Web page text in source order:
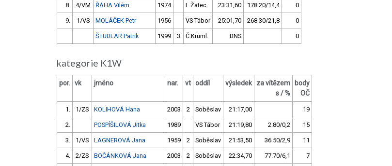
8. 4/VM ŘÁHA Vilém 1974 L.Žatec 23:31,60 178.20/14,4 0
9. 1/VS MOLÁČEK Petr 1956 VS Tábor 25:01,70 268.30/21,8 0
ŠTUDLAR Patrik 1999 3 Č.Kruml. DNS 0
kategorie K1W
por. vk jméno nar. vt oddíl výsledek
za vítězem
s / %
body
OČ
1. 1/ZS KOLIHOVÁ Hana 2003 2 Soběslav 21:17,00 19
2. POSPÍŠILOVÁ Jitka 1989 VS Tábor 21:19,80 2.80/0,2 15
3. 1/VS LAGNEROVÁ Jana 1959 2 Soběslav 21:53,50 36.50/2,9 11
4. 2/ZS BOČÁNKOVÁ Jana 2003 2 Soběslav 22:34,70 77.70/6,1 7